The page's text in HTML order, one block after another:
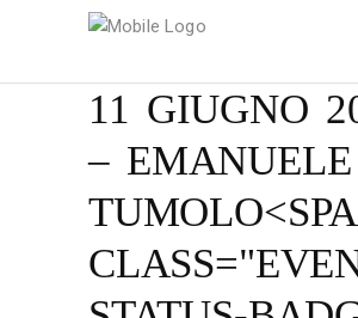
11 GIUGNO
– EMANUELE